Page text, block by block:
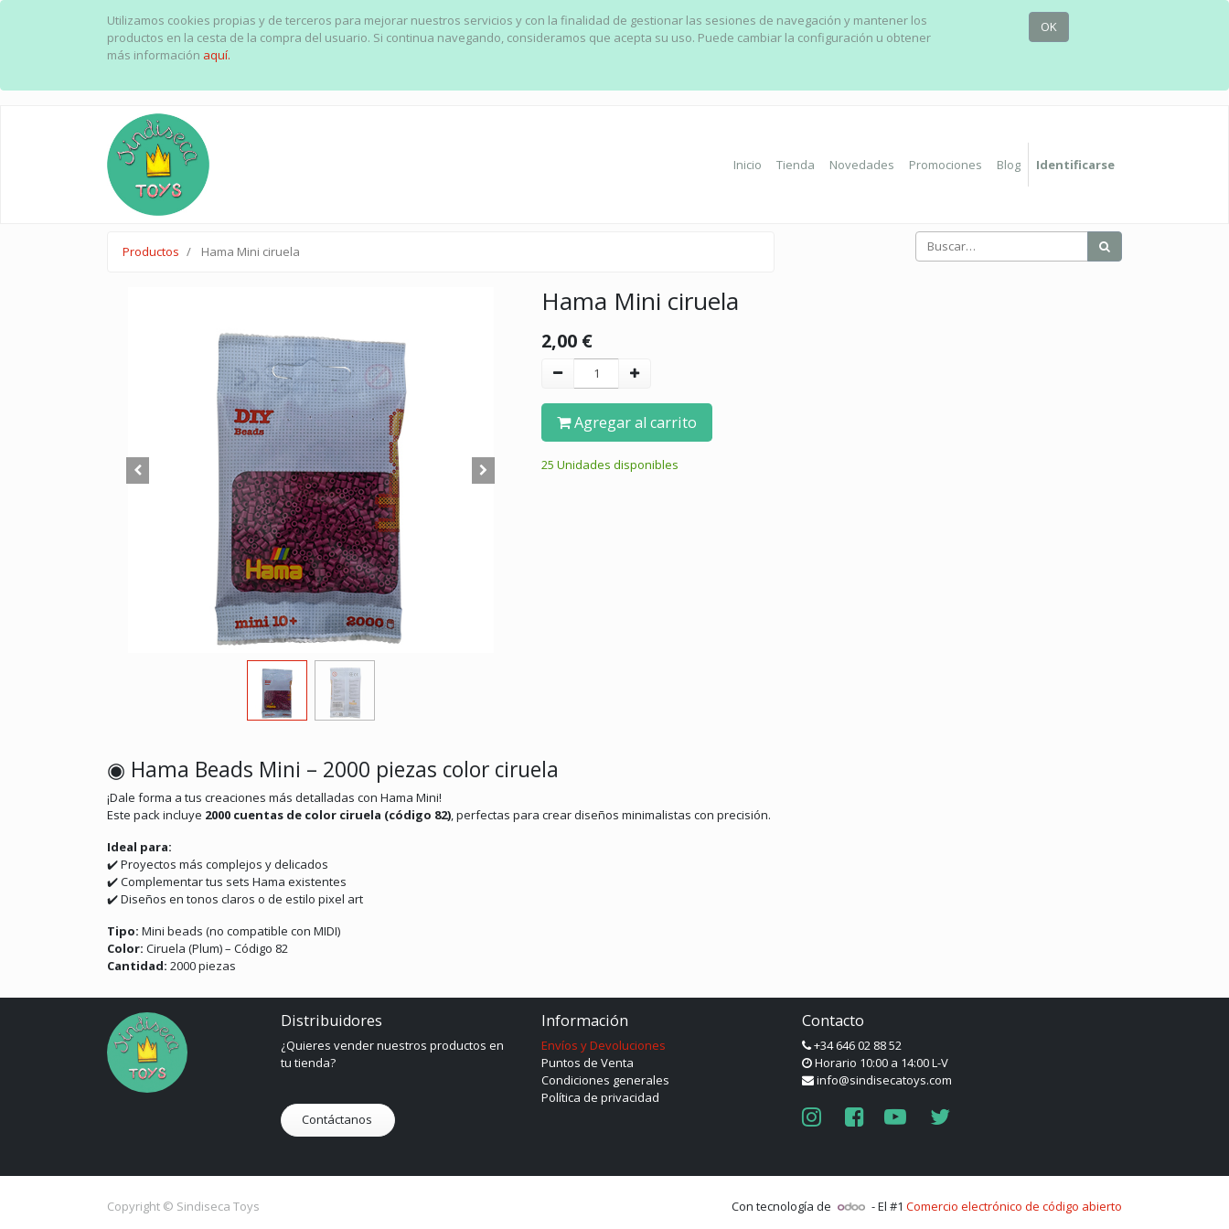
Utilizamos cookies propias y de terceros para mejorar nuestros servicios y con la finalidad de gestionar las sesiones de navegación y mantener los
productos en la cesta de la compra del usuario. Si continua navegando, consideramos que acepta su uso. Puede cambiar la configuración u obtener
más información aquí.
OK
Inicio Tienda Novedades Promociones Blog Identificarse
Productos Hama Mini ciruela
Hama Mini ciruela
2,00 €
Agregar al carrito
25 Unidades disponibles
◉ Hama Beads Mini – 2000 piezas color ciruela
¡Dale forma a tus creaciones más detalladas con Hama Mini!
Este pack incluye 2000 cuentas de color ciruela (código 82), perfectas para crear diseños minimalistas con precisión.
Ideal para:
✔️ Proyectos más complejos y delicados
✔️ Complementar tus sets Hama existentes
✔️ Diseños en tonos claros o de estilo pixel art
Tipo: Mini beads (no compatible con MIDI)
Color: Ciruela (Plum) – Código 82
Cantidad: 2000 piezas
Distribuidores
¿Quieres vender nuestros productos en
tu tienda?
Contáctanos
Información
Envíos y Devoluciones
Puntos de Venta
Condiciones generales
Política de privacidad
Contacto
+34 646 02 88 52
Horario 10:00 a 14:00 L-V
info@sindisecatoys.com
Copyright © Sindiseca Toys Con tecnología de - El #1 Comercio electrónico de código abierto